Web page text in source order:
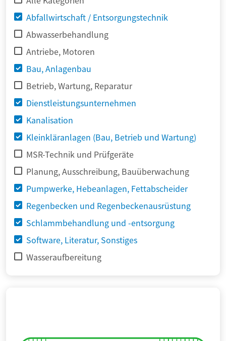
Abfallwirtschaft / Entsorgungstechnik
Abwasserbehandlung
Antriebe, Motoren
Bau, Anlagenbau
Betrieb, Wartung, Reparatur
Dienstleistungsunternehmen
Kanalisation
Kleinkläranlagen (Bau, Betrieb und Wartung)
MSR-Technik und Prüfgeräte
Planung, Ausschreibung, Bauüberwachung
Pumpwerke, Hebeanlagen, Fettabscheider
Regenbecken und Regenbeckenausrüstung
Schlammbehandlung und -entsorgung
Software, Literatur, Sonstiges
Wasseraufbereitung